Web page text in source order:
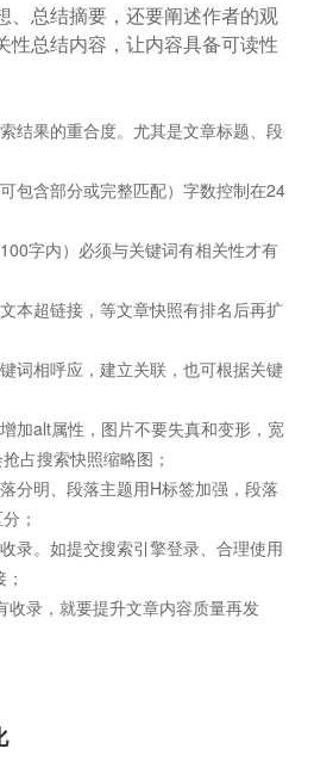
、总结摘要，还要阐述作者的观
性总结内容，让内容具备可读性
结果的重合度。尤其是文章标题、段
包含部分或完整匹配）字数控制在24
字内）必须与关键词有相关性才有
本超链接，等文章快照有排名后再扩
词相呼应，建立关联，也可根据关键
加alt属性，图片不要失真和变形，宽
占搜索快照缩略图；
分明、段落主题用H标签加强，段落
；
录。如提交搜索引擎登录、合理使用
收录，就要提升文章内容质量再发